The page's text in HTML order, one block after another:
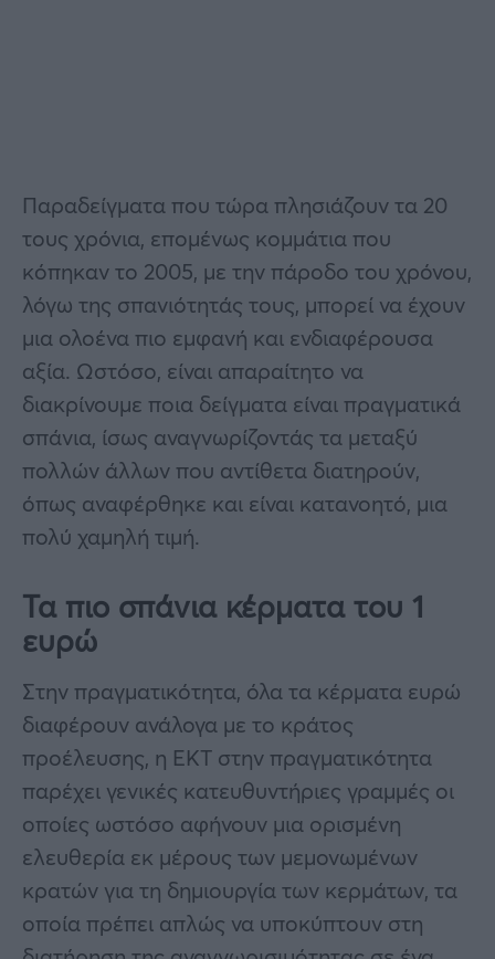
Παραδείγματα που τώρα πλησιάζουν τα 20
τους χρόνια, επομένως κομμάτια που
κόπηκαν το 2005, με την πάροδο του χρόνου,
λόγω της σπανιότητάς τους, μπορεί να έχουν
μια ολοένα πιο εμφανή και ενδιαφέρουσα
αξία. Ωστόσο, είναι απαραίτητο να
διακρίνουμε ποια δείγματα είναι πραγματικά
σπάνια, ίσως αναγνωρίζοντάς τα μεταξύ
πολλών άλλων που αντίθετα διατηρούν,
όπως αναφέρθηκε και είναι κατανοητό, μια
πολύ χαμηλή τιμή.
Τα πιο σπάνια κέρματα του 1
ευρώ
Στην πραγματικότητα, όλα τα κέρματα ευρώ
διαφέρουν ανάλογα με το κράτος
προέλευσης, η ΕΚΤ στην πραγματικότητα
παρέχει γενικές κατευθυντήριες γραμμές οι
οποίες ωστόσο αφήνουν μια ορισμένη
ελευθερία εκ μέρους των μεμονωμένων
κρατών για τη δημιουργία των κερμάτων, τα
οποία πρέπει απλώς να υποκύπτουν στη